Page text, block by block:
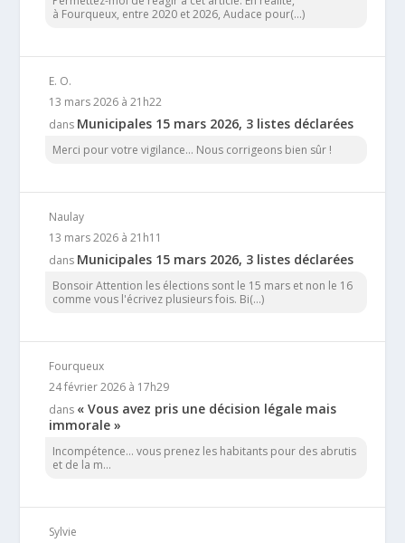
à Fourqueux, entre 2020 et 2026, Audace pour(...)
E. O.
13 mars 2026 à 21h22
dans Municipales 15 mars 2026, 3 listes déclarées
Merci pour votre vigilance... Nous corrigeons bien sûr !
Naulay
13 mars 2026 à 21h11
dans Municipales 15 mars 2026, 3 listes déclarées
Bonsoir Attention les élections sont le 15 mars et non le 16
comme vous l'écrivez plusieurs fois. Bi(...)
Fourqueux
24 février 2026 à 17h29
dans « Vous avez pris une décision légale mais
immorale »
Incompétence… vous prenez les habitants pour des abrutis
et de la m...
Sylvie